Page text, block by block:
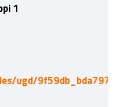
1
ugd/